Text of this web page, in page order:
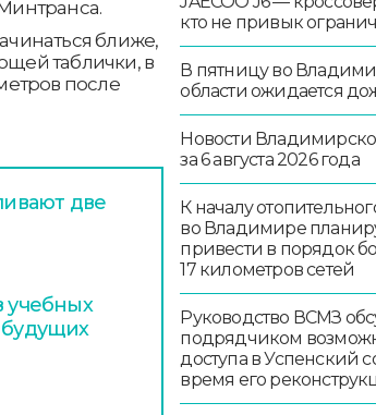
ближе,
таблички, в
после
две
учебных
кто не привык
В пятницу во
области ожидается
Новости
за 6 августа 2026 года
К началу
во Владимире
привести в порядок
17 километров сетей
Руководство ВСМЗ
подрядчиком
доступа в Успенский
время его